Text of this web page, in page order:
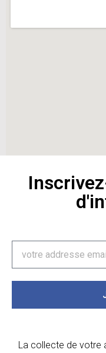
La collecte de votre